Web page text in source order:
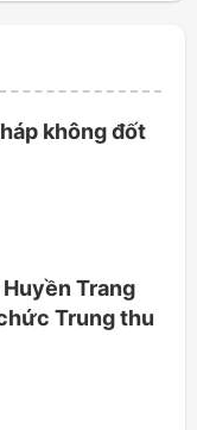
không đốt
Trang
Trung thu